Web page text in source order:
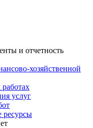
и отчетность
хозяйственной
услуг
ресурсы